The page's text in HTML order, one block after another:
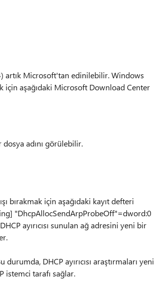
artık Microsoft'tan edinilebilir. Windows
için aşağıdaki Microsoft Download Center
adını görülebilir.
bırakmak için aşağıdaki kayıt defteri
"DhcpAllocSendArpProbeOff"=dword:0
ayırıcısı sunulan ağ adresini yeni bir
DHCP ayırıcısı araştırmaları yeni
istemci tarafı sağlar.